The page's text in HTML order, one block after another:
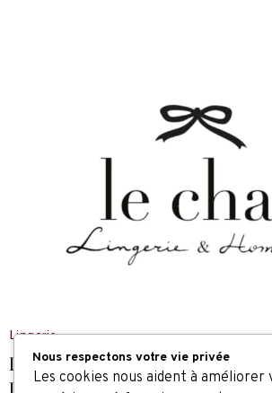
Lingerie
LINGERIE LE CHAT : LA
Nous respectons votre vie privée
Les cookies nous aident à améliorer